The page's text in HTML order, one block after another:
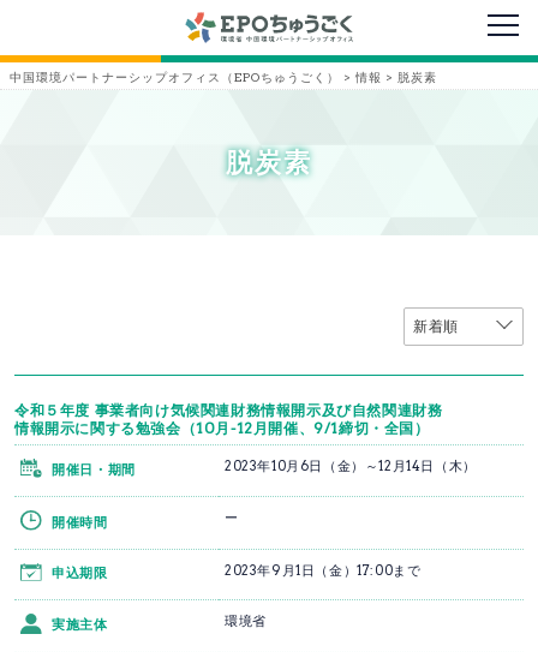
メニ
中国環境パートナーシップオフィス（EPOちゅうごく） > 情報 > 脱炭素
脱炭素
令和５年度 事業者向け気候関連財務情報開示及び自然関連財務
情報開示に関する勉強会（10月-12月開催、9/1締切・全国）
開催日・期間 2023年10月6日（金）～12月14日（木）
開催時間 ー
申込期限 2023年9月1日（金）17:00まで
実施主体 環境省